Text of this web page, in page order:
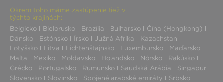
Okrem toho máme zastúpenie tiež v
týchto krajinách:
Belgicko
Bielorusko Brazília Bulharsko
Čína (Hongkong)
Dánsko
Estónsko Írsko Južná Afrika
Kazachstan
Lotyšsko
Litva Lichtenštajnsko Luxembursko
Maďarsko
Malta
Mexiko Moldavsko Holandsko Nórsko
Rakúsko
Grécko
Portugalsko Rumunsko Saudská Arábia
Singapur
Slovensko
Slovinsko Spojené arabské emiráty
Srbsko